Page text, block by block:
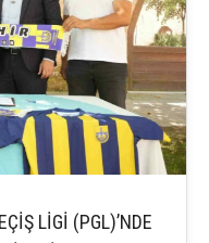
LİGİ (PGL)’NDE